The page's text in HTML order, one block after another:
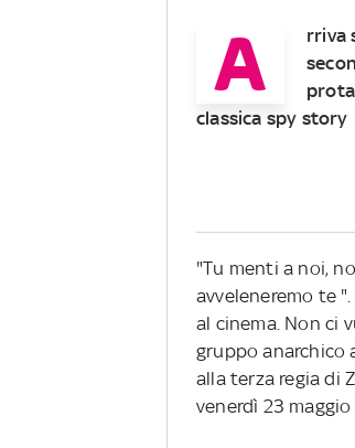
A rriva
classica spy story
"Tu menti a noi,
avveleneremo te
al cinema. Non ci
gruppo anarchico
alla terza regia di
venerdì 23 maggio